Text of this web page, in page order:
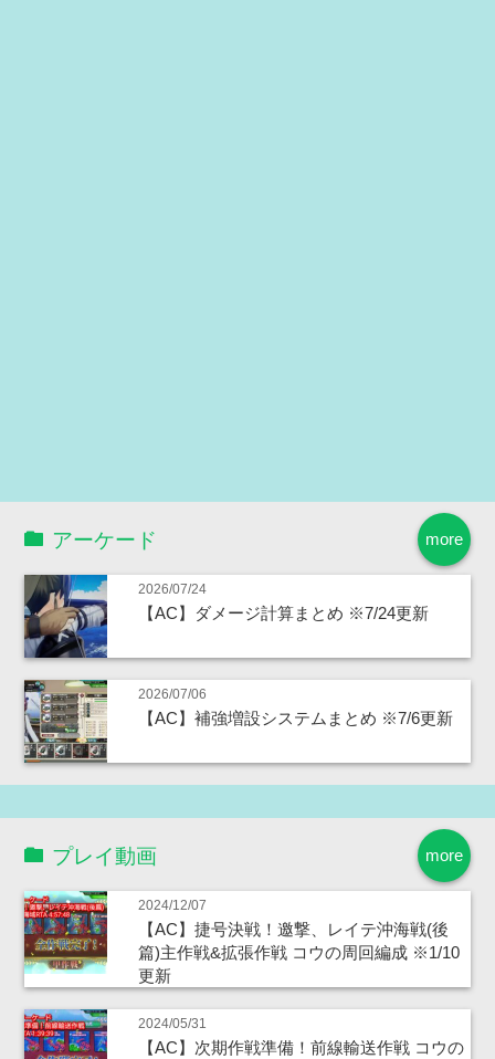
more
アーケード
2026/07/24
【AC】ダメージ計算まとめ ※7/24更新
2026/07/06
【AC】補強増設システムまとめ ※7/6更新
more
プレイ動画
2024/12/07
【AC】捷号決戦！邀撃、レイテ沖海戦(後
篇)主作戦&拡張作戦 コウの周回編成 ※1/10
更新
2024/05/31
【AC】次期作戦準備！前線輸送作戦 コウの